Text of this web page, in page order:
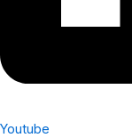
Youtube